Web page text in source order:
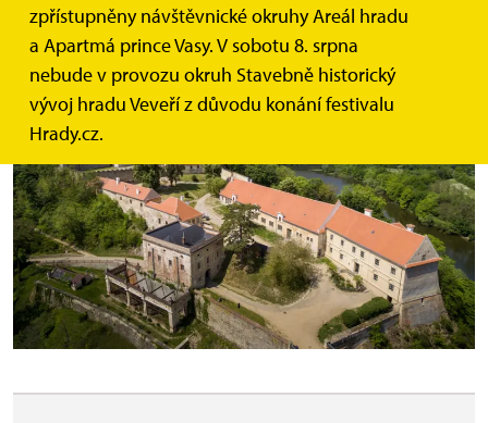
zpřístupněny návštěvnické okruhy Areál hradu
a Apartmá prince Vasy. V sobotu 8. srpna
nebude v provozu okruh Stavebně historický
vývoj hradu Veveří z důvodu konání festivalu
Hrady.cz.